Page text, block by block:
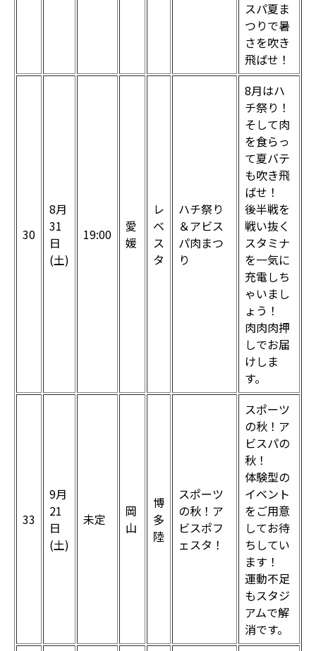
スパ夏ま
つりで暑
さを吹き
飛ばせ！
30
8月
31
日
(土)
19:00
愛
媛
レ
ベ
ス
タ
ハチ祭り
＆アビス
パ肉まつ
り
8月はハ
チ祭り！
そして肉
を食らっ
て夏バテ
も吹き飛
ばせ！
後半戦を
戦い抜く
スタミナ
を一気に
充電しち
ゃいまし
ょう！
肉肉肉押
しでお届
けしま
す。
33
9月
21
日
(土)
未定
岡
山
博
多
陸
スポーツ
の秋！ア
ビスポフ
ェスタ！
スポーツ
の秋！ア
ビスパの
秋！
体験型の
イベント
をご用意
してお待
ちしてい
ます！
運動不足
もスタジ
アムで解
消です。